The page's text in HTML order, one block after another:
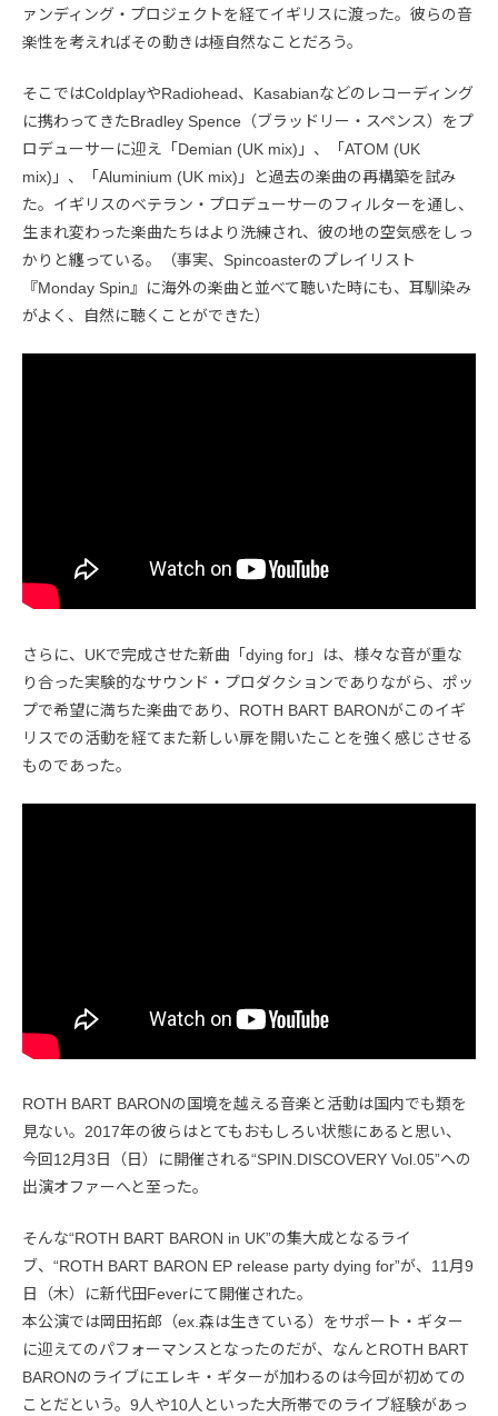
ァンディング・プロジェクトを経てイギリスに渡った。彼らの音
楽性を考えればその動きは極自然なことだろう。
そこではColdplayやRadiohead、Kasabianなどのレコーディング
に携わってきたBradley Spence（ブラッドリー・スペンス）をプ
ロデューサーに迎え「Demian (UK mix)」、「ATOM (UK
mix)」、「Aluminium (UK mix)」と過去の楽曲の再構築を試み
た。イギリスのベテラン・プロデューサーのフィルターを通し、
生まれ変わった楽曲たちはより洗練され、彼の地の空気感をしっ
かりと纏っている。（事実、Spincoasterのプレイリスト
『Monday Spin』に海外の楽曲と並べて聴いた時にも、耳馴染み
がよく、自然に聴くことができた）
さらに、UKで完成させた新曲「dying for」は、様々な音が重な
り合った実験的なサウンド・プロダクションでありながら、ポッ
プで希望に満ちた楽曲であり、ROTH BART BARONがこのイギ
リスでの活動を経てまた新しい扉を開いたことを強く感じさせる
ものであった。
ROTH BART BARONの国境を越える音楽と活動は国内でも類を
見ない。2017年の彼らはとてもおもしろい状態にあると思い、
今回12月3日（日）に開催される“SPIN.DISCOVERY Vol.05”への
出演オファーへと至った。
そんな“ROTH BART BARON in UK”の集大成となるライ
ブ、“ROTH BART BARON EP release party dying for”が、11月9
日（木）に新代田Feverにて開催された。
本公演では岡田拓郎（ex.森は生きている）をサポート・ギター
に迎えてのパフォーマンスとなったのだが、なんとROTH BART
BARONのライブにエレキ・ギターが加わるのは今回が初めての
ことだという。9人や10人といった大所帯でのライブ経験があっ